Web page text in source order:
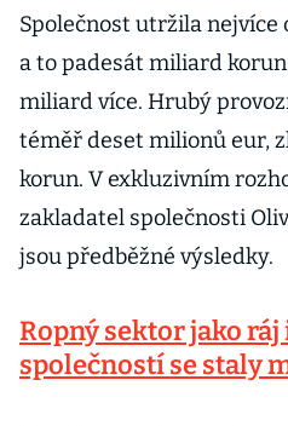
Společnost utržila nejvíce
a to padesát miliard
miliard více. Hrubý
téměř deset milionů eur,
korun. V exkluzivním
zakladatel společnosti
jsou předběžné výsledky.
Ropný sektor jako
společností se staly